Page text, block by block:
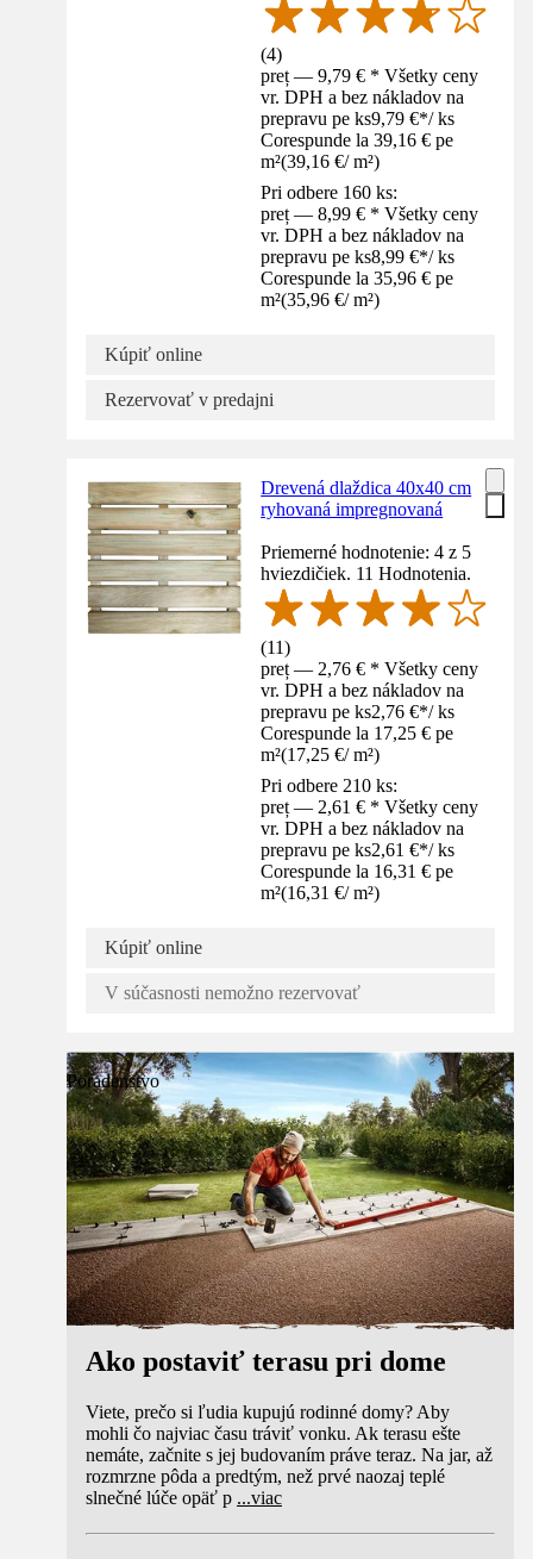
(4)
preț — 9,79 € * Všetky ceny
vr. DPH a bez nákladov na
prepravu pe ks9,79 €*/ ks
Corespunde la 39,16 € pe
m²(39,16 €/ m²)
Pri odbere 160 ks:
preț — 8,99 € * Všetky ceny
vr. DPH a bez nákladov na
prepravu pe ks8,99 €*/ ks
Corespunde la 35,96 € pe
m²(35,96 €/ m²)
Kúpiť online
Rezervovať v predajni
Drevená dlaždica 40x40 cm
ryhovaná impregnovaná
Priemerné hodnotenie: 4 z 5
hviezdičiek. 11 Hodnotenia.
(11)
preț — 2,76 € * Všetky ceny
vr. DPH a bez nákladov na
prepravu pe ks2,76 €*/ ks
Corespunde la 17,25 € pe
m²(17,25 €/ m²)
Pri odbere 210 ks:
preț — 2,61 € * Všetky ceny
vr. DPH a bez nákladov na
prepravu pe ks2,61 €*/ ks
Corespunde la 16,31 € pe
m²(16,31 €/ m²)
Kúpiť online
V súčasnosti nemožno rezervovať
Poradenstvo
Ako postaviť terasu pri dome
Viete, prečo si ľudia kupujú rodinné domy? Aby
mohli čo najviac času tráviť vonku. Ak terasu ešte
nemáte, začnite s jej budovaním práve teraz. Na jar, až
rozmrzne pôda a predtým, než prvé naozaj teplé
slnečné lúče opäť p ...viac